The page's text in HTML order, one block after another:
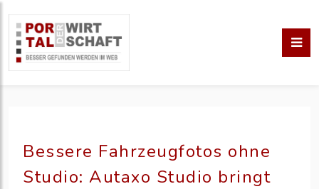
Bessere Fahrzeugfotos ohne
Studio: Autaxo Studio bringt